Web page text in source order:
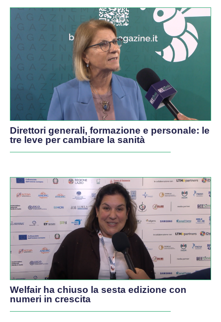
Direttori generali, formazione e personale: le
tre leve per cambiare la sanità
Welfair ha chiuso la sesta edizione con
numeri in crescita